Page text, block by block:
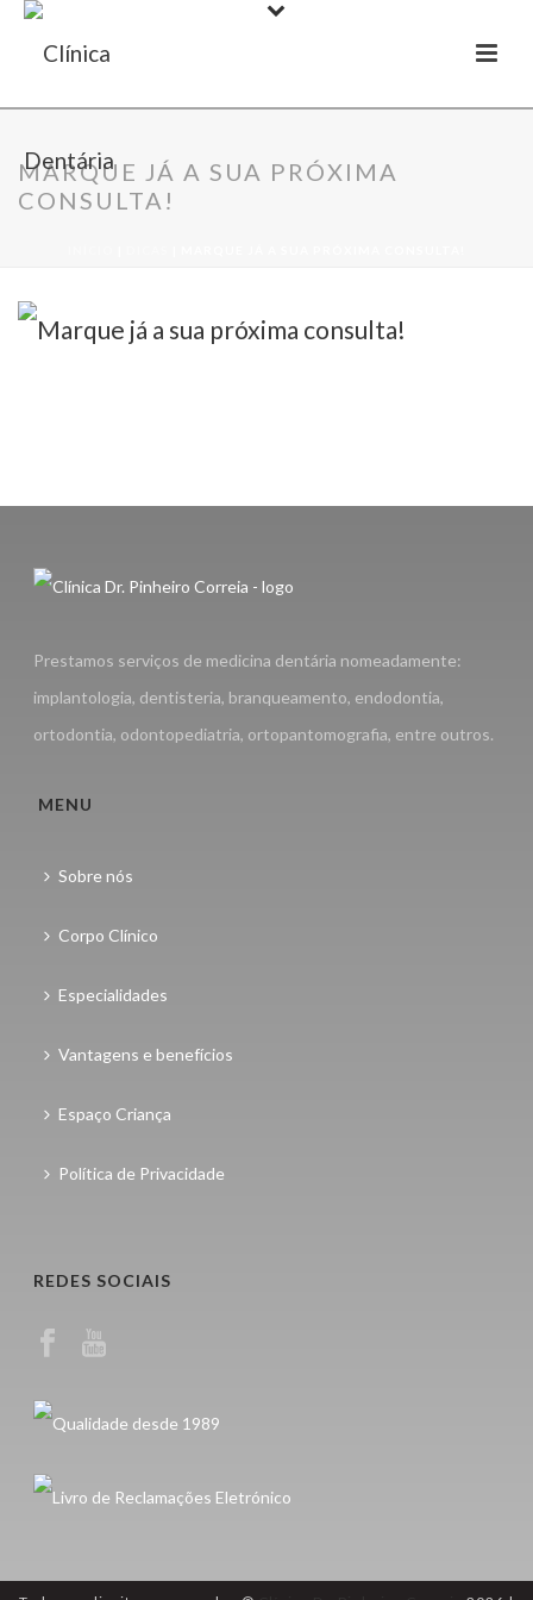
MARQUE JÁ A SUA PRÓXIMA
CONSULTA!
Prestamos serviços de medicina dentária nomeadamente:
implantologia, dentisteria, branqueamento, endodontia,
ortodontia, odontopediatria, ortopantomografia, entre outros.
MENU
Sobre nós
Corpo Clínico
Especialidades
Vantagens e benefícios
Espaço Criança
Política de Privacidade
REDES SOCIAIS